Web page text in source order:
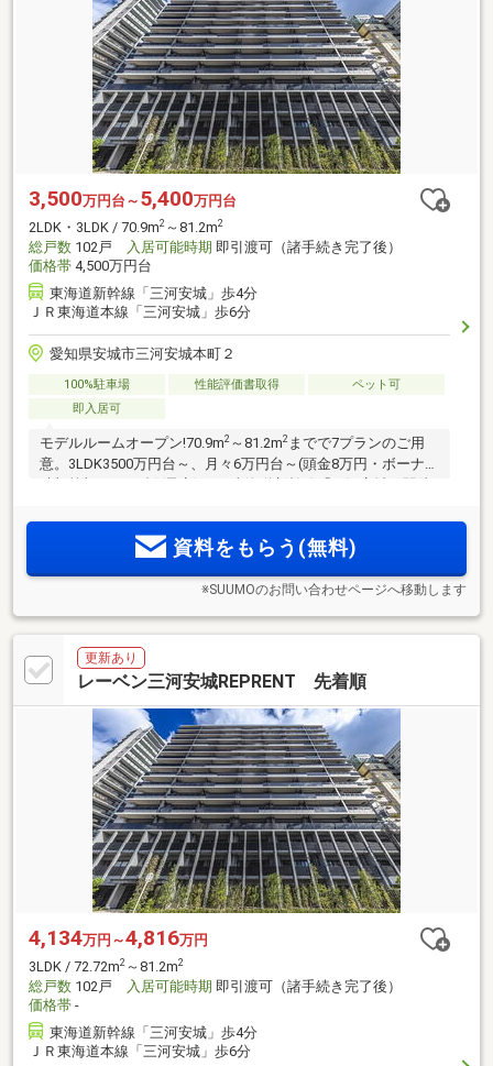
3,500万円台～ 5,400万円台
2LDK・3LDK / 70.9m2 ～81.2m2
総戸数 102戸 入居可能時期 即引渡可（諸手続き完了後）
価格帯 4,500万円台
東海道新幹線「三河安城」歩4分
ＪＲ東海道本線「三河安城」歩6分
愛知県安城市三河安城本町２
100%駐車場 性能評価書取得
ペット可
即入居可
モデルルームオープン!70.9m2 ～81.2m2 までで7プランのご用
意。3LDK3500万円台～、月々6万円台～(頭金8万円・ボーナス
内駐車場100％完備
資料をもらう(無料)
※SUUMOのお問い合わせページへ移動します
更新あり
レーベン三河安城REPRENT 先着順
4,134万円～4,816万円
3LDK / 72.72m2 ～81.2m2
総戸数 102戸 入居可能時期 即引渡可（諸手続き完了後）
価格帯 -
東海道新幹線「三河安城」歩4分
ＪＲ東海道本線「三河安城」歩6分